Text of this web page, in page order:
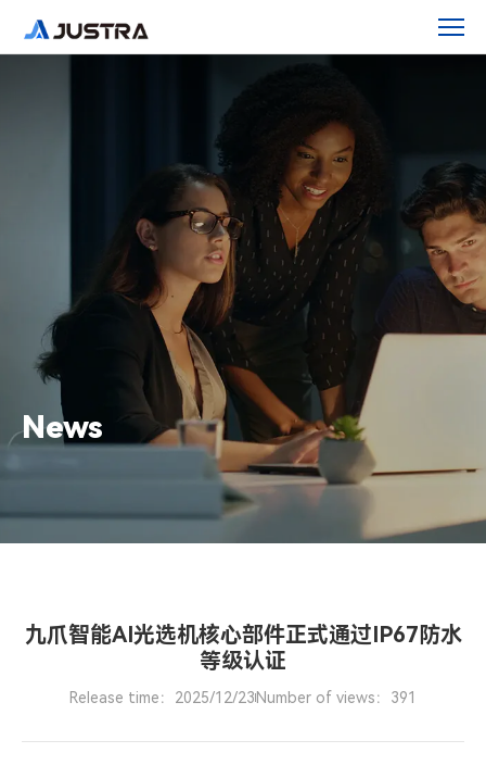
过
News
九爪智能AI光选机核心部件正式通过IP67防水
等级认证
Release time：2025/12/23 Number of views：391